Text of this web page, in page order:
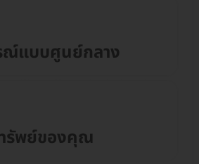
ณ์แบบศูนย์กลาง
รัพย์ของคุณ